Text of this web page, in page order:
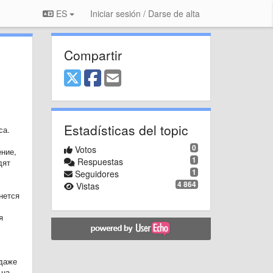
ES Iniciar sesión / Darse de alta
Compartir
Estadísticas del topic
0
Votos
1
Respuestas
1
Seguidores
4 864
Vistas